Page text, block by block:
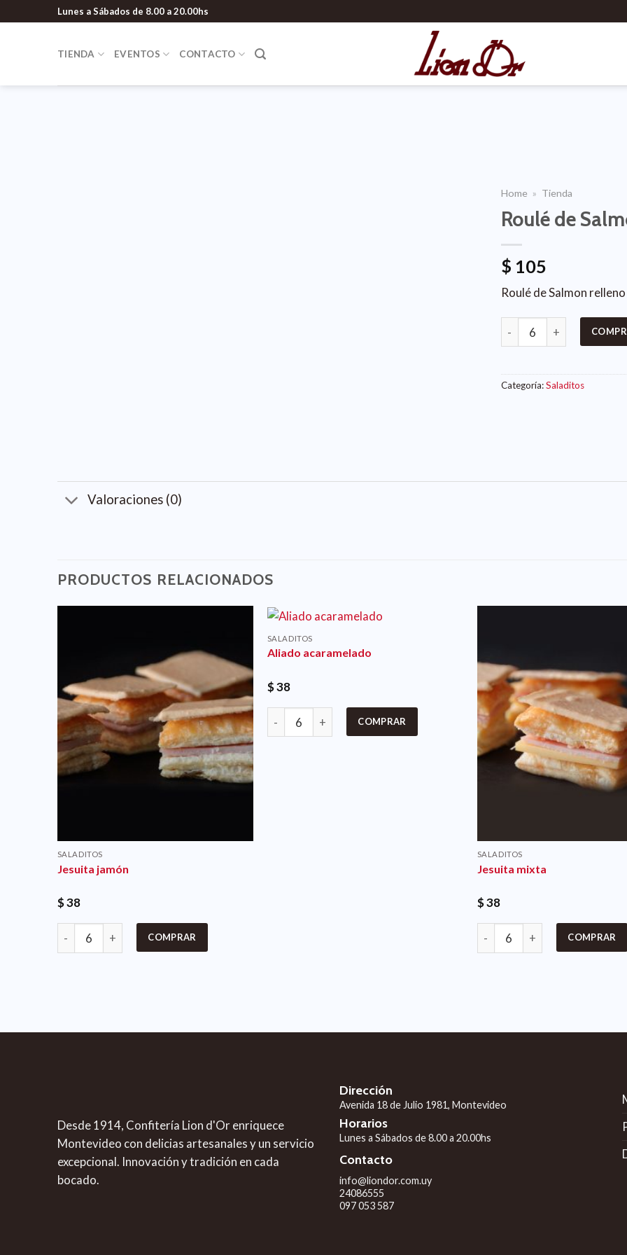
Lunes a Sábados de 8.00 a 20.00hs
TIENDA EVENTOS CONTACTO
Home » Tienda
Roulé de
$ 105
Roulé de Salmon
Categoría:Saladitos
Valoraciones (0)
PRODUCTOS RELACIONADOS
SALADITOS
Jesuita jamón
$38
COMPRAR
SALADITOS
Aliado acaramelado
$38
COMPRAR
SALADITOS
Jesuita mixta
$38
COMPRAR
Desde 1914, Confitería Lion d'Or enriquece
Montevideo con delicias artesanales y un servicio
excepcional. Innovación y tradición en cada
bocado.
Dirección
Avenida 18 de Julio 1981, Montevideo
Horarios
Lunes a Sábados de 8.00 a 20.00hs
Contacto
info@liondor.com.uy
24086555
097 053 587